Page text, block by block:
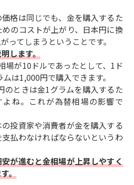
格は同じでも、金を購入するた
のコストが上がり、日本円に換
ってしまうということです。
します。
場が10ドルであったとして、1ド
は1,000円で購入できます。
のときは金1グラムを購入するた
ね。これが為替相場の影響で
投資家や消費者が金を購入する
払わなければならないというわ
が進むと金相場が上昇しやすく
。